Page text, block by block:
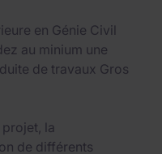
en Génie Civil
au minium une
de travaux Gros
la
de différents